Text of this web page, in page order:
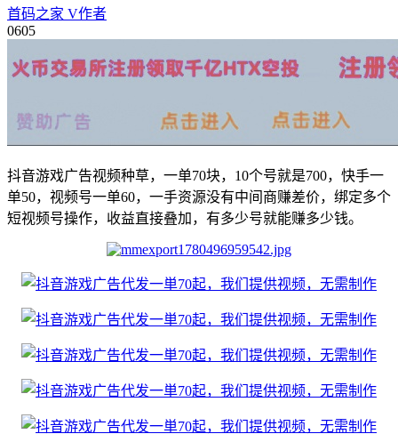
首码之家 V作者
0605
抖音游戏广告视频种草，一单70块，10个号就是700，快手一
单50，视频号一单60，一手资源没有中间商赚差价，绑定多个
短视频号操作，收益直接叠加，有多少号就能赚多少钱。